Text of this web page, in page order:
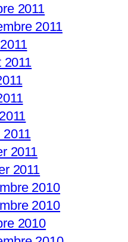
2011
2011
2011
2011
2011
2010
2010
2010